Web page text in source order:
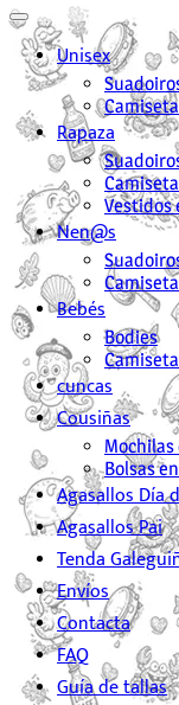
Unisex
Rapaza
Vestidos
Nen@s
Bebés
Bodies
cuncas
Cousiñas
Mochilas
Bolsas
Agasallos Día
Agasallos Pai
Tenda
Envíos
Contacta
FAQ
Guía de tallas